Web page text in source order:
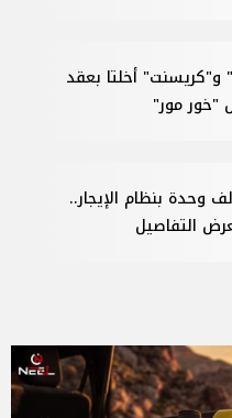
و"كريسنت" أخلتا بعقد
"خور مور"
تطرح 15 ألف وحدة بنظام الإيجار..
التفاصيل